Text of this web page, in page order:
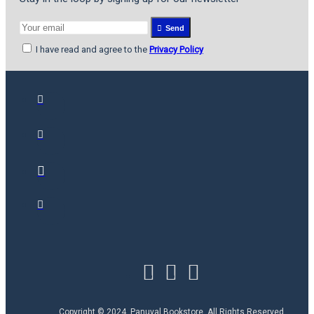
Send
I have read and agree to the Privacy Policy
Copyright © 2024, Panuval Bookstore, All Rights Reserved